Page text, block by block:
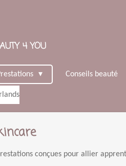
4 YOU
Conseils beauté
conçues pour allier